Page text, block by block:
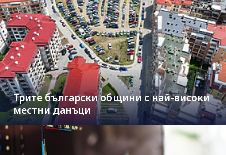
Трите български общини с най-високи
местни данъци